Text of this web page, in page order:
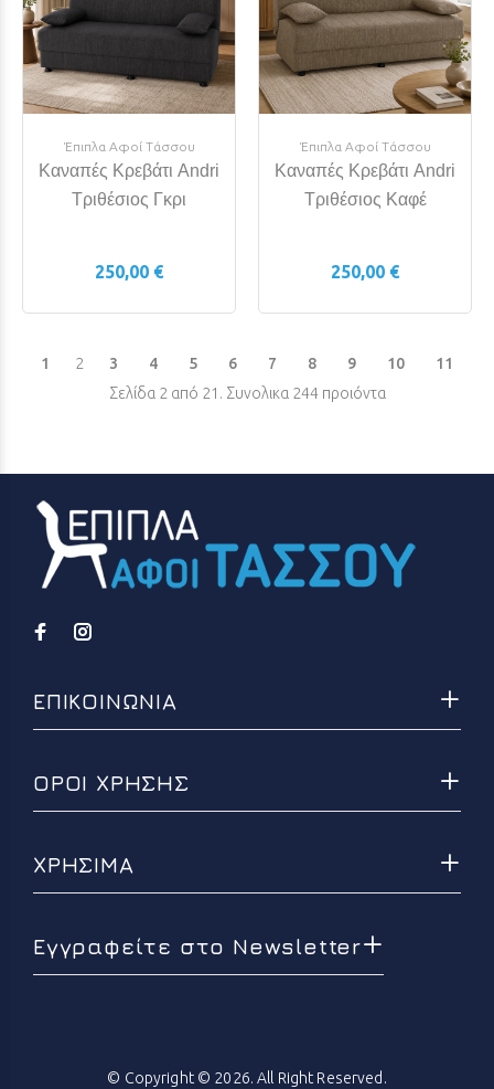
Έπιπλα Αφοί Τάσσου
Καναπές Κρεβάτι Andri
Τριθέσιος Γκρι
250,00 €
Έπιπλα Αφοί Τάσσου
Καναπές Κρεβάτι Andri
Τριθέσιος Καφέ
250,00 €
1 2 3 4 5 6 7 8 9 10
11
Σελίδα 2 από 21. Συνολικα 244 προιόντα
Εγγραφείτε στο Newsletter
ΕΠΙΚΟΙΝΩΝΙΑ
ΟΡΟΙ ΧΡΗΣΗΣ
ΧΡΗΣΙΜΑ
© Copyright © 2026. All Right Reserved.